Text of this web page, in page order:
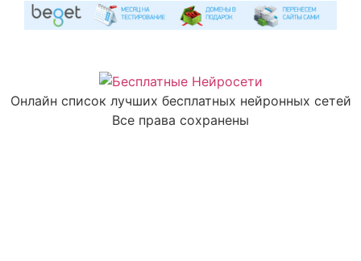
Онлайн список лучших бесплатных нейронных сетей
Все права сохранены